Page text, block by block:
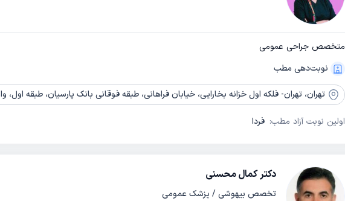
متخصص جراحی عمومی
نوبت‌دهی مطب
تهران، تهران- فلکه اول خزانه بخارایی، خیابان فراهانی، طبقه فوقانی بانک پارسیان، طبقه اول، واحد 1 (کلینیک نیکان)
اولین نوبت آزاد مطب: فردا
دکتر کمال محسنی
تخصص بیهوشی / پزشک عمومی